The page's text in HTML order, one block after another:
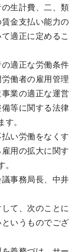
生計費、二、類
金支払い能力の
適正に定めるこ
適正な労働条件
働者の雇用管理
業の適正な運営
等に関する法律
す。
い労働をなくす
用の拡大に関す
。
事務局長、中井
て、次のことに
いうものでござ